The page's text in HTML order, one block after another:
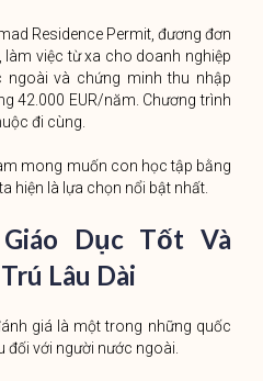
Residence Permit, đương đơn
làm việc từ xa cho doanh nghiệp
ngoài và chứng minh thu nhập
42.000 EUR/năm. Chương trình
đi cùng.
mong muốn con học tập bằng
hiện là lựa chọn nổi bật nhất.
Dục Tốt Và
Lâu Dài
giá là một trong những quốc
đối với người nước ngoài.